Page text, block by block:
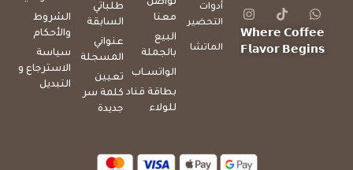
𝗪𝗵𝗲𝗿𝗲 𝗖𝗼𝗳𝗳𝗲𝗲
𝗙𝗹𝗮𝘃𝗼𝗿 𝗕𝗲𝗴𝗶𝗻𝘀
أدوات
التحضير
الماتشا
معنا
البيع
بالجملة
الواتســاب
بطاقة قناد
للولاء
طلباتي
السابقة
عنواني
المسجلة
تعيين
كلمة سر
جديدة
الشروط
والأحكام
سياسة
الاسترجاع و
التبديل